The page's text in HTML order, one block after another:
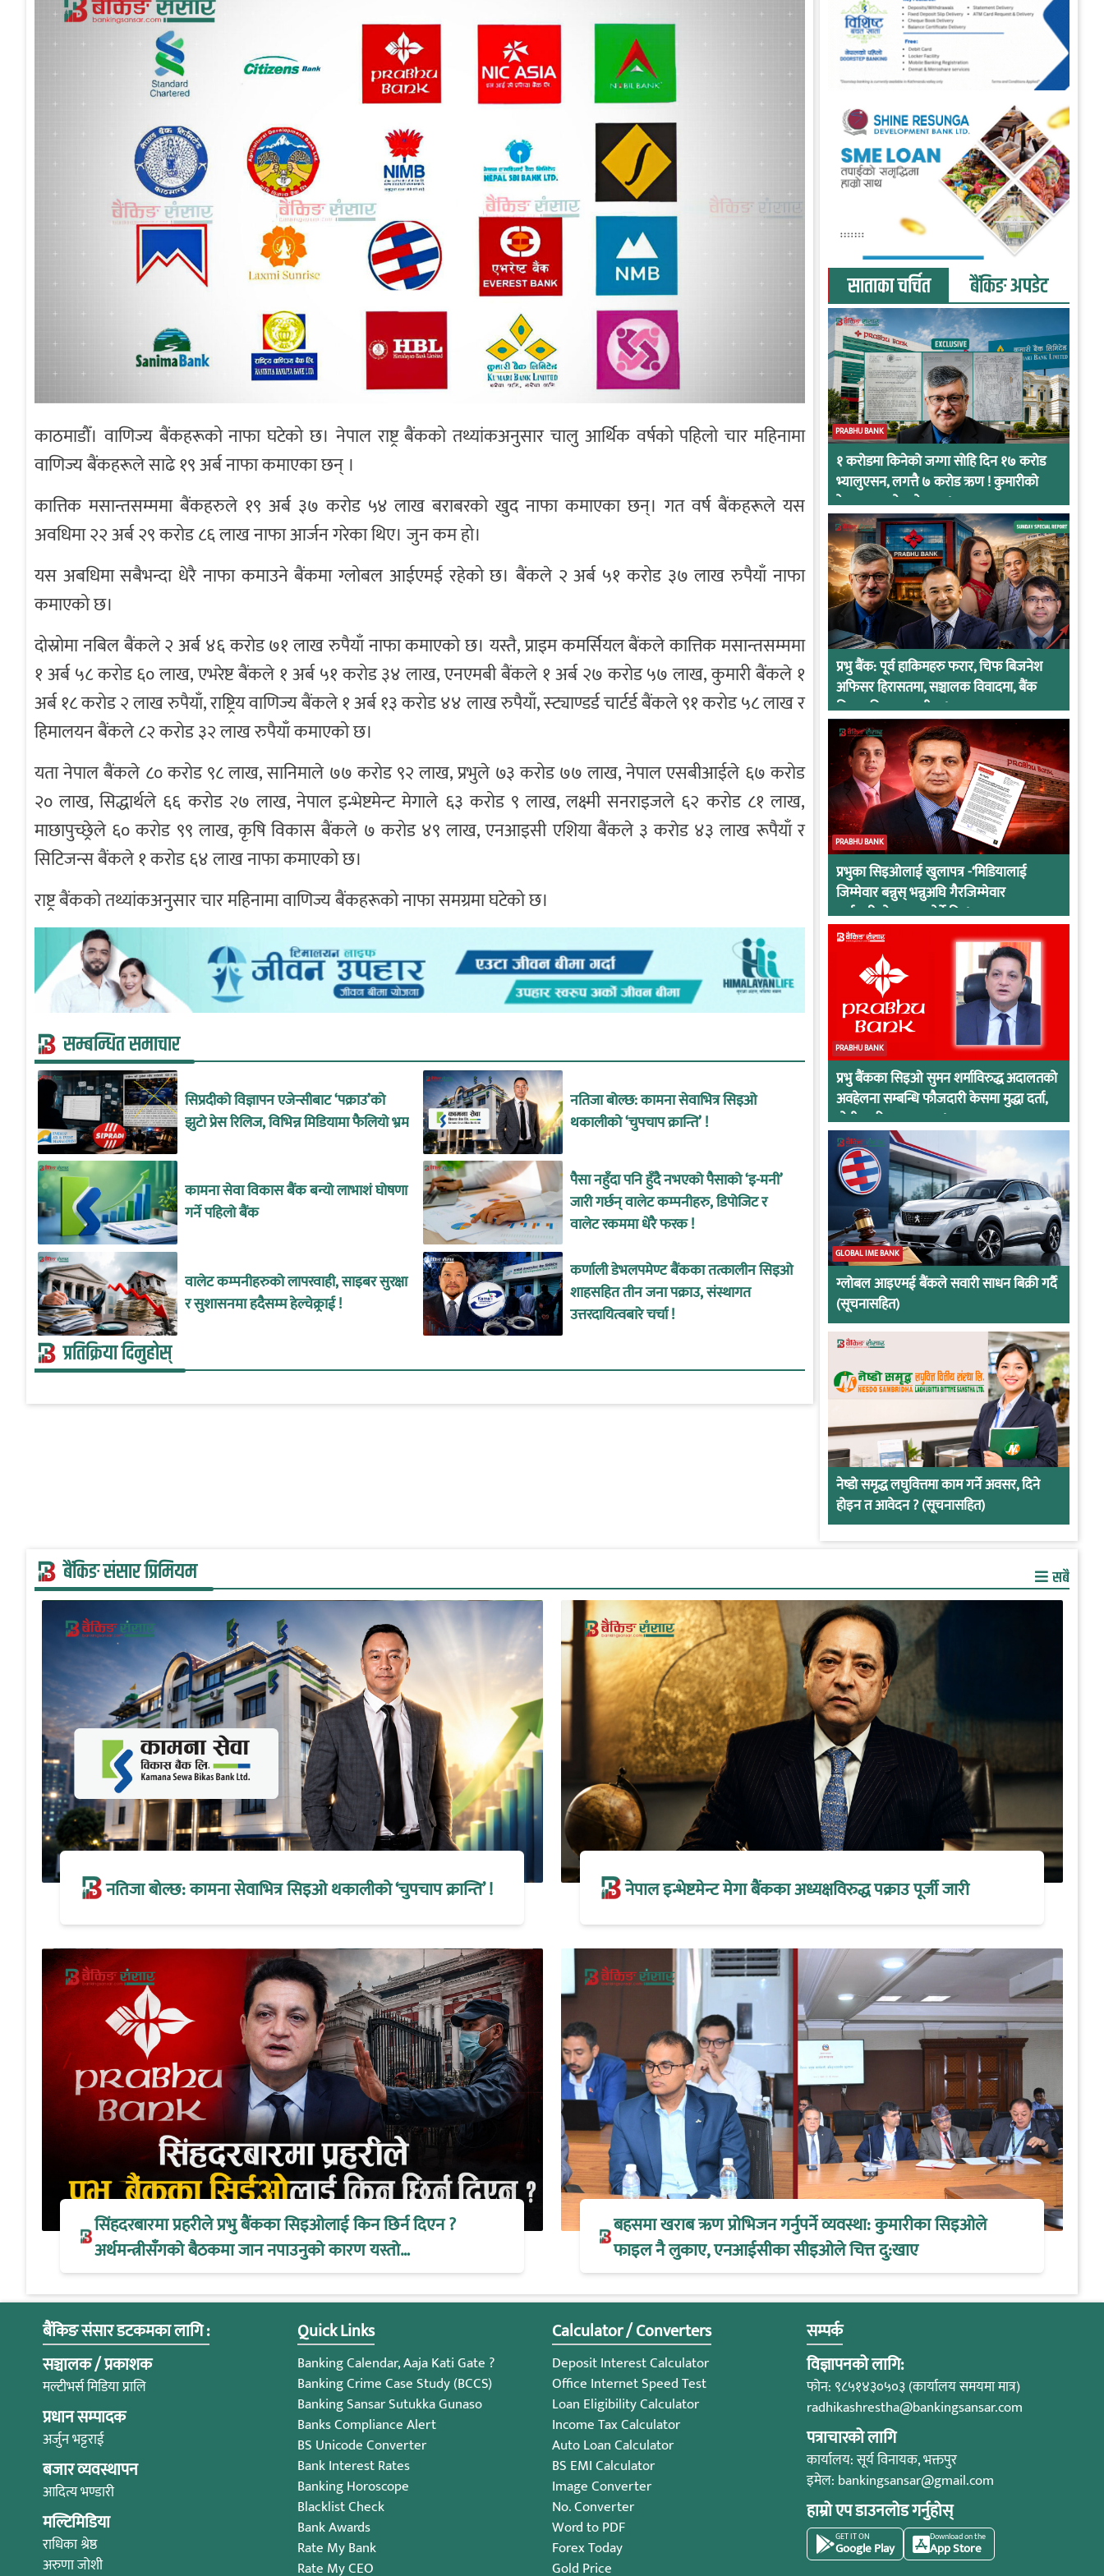
काठमाडौँ। वाणिज्य बैंकहरूको नाफा घटेको छ। नेपाल राष्ट्र बैंकको तथ्यांकअनुसार चालु आर्थिक वर्षको पहिलो चार महिनामा
वाणिज्य बैंकहरूले साढे १९ अर्ब नाफा कमाएका छन् ।
कात्तिक मसान्तसम्ममा बैंकहरुले १९ अर्ब ३७ करोड ५४ लाख बराबरको खुद नाफा कमाएका छन्। गत वर्ष बैंकहरूले यस
अवधिमा २२ अर्ब २९ करोड ८६ लाख नाफा आर्जन गरेका थिए। जुन कम हो।
यस अबधिमा सबैभन्दा धेरै नाफा कमाउने बैंकमा ग्लोबल आईएमई रहेको छ। बैंकले २ अर्ब ५१ करोड ३७ लाख रुपैयाँ नाफा
कमाएको छ।
दोस्रोमा नबिल बैंकले २ अर्ब ४६ करोड ७१ लाख रुपैयाँ नाफा कमाएको छ। यस्तै, प्राइम कमर्सियल बैंकले कात्तिक मसान्तसम्ममा
१ अर्ब ५८ करोड ६० लाख, एभरेष्ट बैंकले १ अर्ब ५१ करोड ३४ लाख, एनएमबी बैंकले १ अर्ब २७ करोड ५७ लाख, कुमारी बैंकले १
अर्ब १८ करोड २ लाख रुपैयाँ, राष्ट्रिय वाणिज्य बैंकले १ अर्ब १३ करोड ४४ लाख रुपैयाँ, स्ट्याण्डर्ड चार्टर्ड बैंकले ९१ करोड ५८ लाख र
हिमालयन बैंकले ८२ करोड ३२ लाख रुपैयाँ कमाएको छ।
यता नेपाल बैंकले ८० करोड ९८ लाख, सानिमाले ७७ करोड ९२ लाख, प्रभुले ७३ करोड ७७ लाख, नेपाल एसबीआईले ६७ करोड
२० लाख, सिद्धार्थले ६६ करोड २७ लाख, नेपाल इन्भेष्टमेन्ट मेगाले ६३ करोड ९ लाख, लक्ष्मी सनराइजले ६२ करोड ८१ लाख,
माछापुच्छ्रेले ६० करोड ९९ लाख, कृषि विकास बैंकले ७ करोड ४९ लाख, एनआइसी एशिया बैंकले ३ कराेड ४३ लाख रूपैयाँ र
सिटिजन्स बैंकले १ करोड ६४ लाख नाफा कमाएको छ।
राष्ट्र बैंकको तथ्यांकअनुसार चार महिनामा वाणिज्य बैंकहरूको नाफा समग्रमा घटेको छ।
सम्बन्धित समाचार
सिप्रदीको विज्ञापन एजेन्सीबाट ‘पक्राउ’को
झुटो प्रेस रिलिज, विभिन्न मिडियामा फैलियो भ्रम
नतिजा बोल्छ: कामना सेवाभित्र सिइओ
थकालीको ‘चुपचाप क्रान्ति’ !
कामना सेवा विकास बैंक बन्यो लाभाशं घोषणा
गर्ने पहिलो बैंक
पैसा नहुँदा पनि हुँदै नभएको पैसाको ‘इ-मनी’
जारी गर्छन् वालेट कम्पनीहरु, डिपोजिट र
वालेट रकममा धेरै फरक !
वालेट कम्पनीहरुको लापरवाही, साइबर सुरक्षा
र सुशासनमा हदैसम्म हेल्चेक्र्राई !
कर्णाली डेभलपमेण्ट बैंकका तत्कालीन सिइओ
शाहसहित तीन जना पक्राउ, संस्थागत
उत्तरदायित्वबारे चर्चा !
प्रतिक्रिया दिनुहोस्
साताका चर्चित बैंकिङ अपडेट
PRABHU BANK
१ करोडमा किनेको जग्गा सोहि दिन १७ करोड
भ्यालुएसन, लगत्तै ७ करोड ऋण ! कुमारीको
केसमा प्रभुको कनेक्सन !
प्रभु बैंक: पूर्व हाकिमहरु फरार, चिफ बिजनेश
अफिसर हिरासतमा, सञ्चालक विवादमा, बैंक
नियामकीय कारवाहीमा !
PRABHU BANK
प्रभुका सिइओलाई खुलापत्र -‘मिडियालाई
जिम्मेवार बन्नुस् भन्नुअघि गैरजिम्मेवार
कर्मचारीको व्यवहार हेर्ने कि !
PRABHU BANK
प्रभु बैंकका सिइओ सुमन शर्माविरुद्ध अदालतको
अवहेलना सम्बन्धि फौजदारी केसमा मुद्धा दर्ता,
दोषी ठहरिए जान्छ पद !
GLOBAL IME BANK
ग्लोबल आइएमई बैंकले सवारी साधन बिक्री गर्दै
(सूचनासहित)
नेष्डो समृद्ध लघुवित्तमा काम गर्ने अवसर, दिने
होइन त आवेदन ? (सूचनासहित)
बैंकिङ संसार प्रिमियम सबै
नतिजा बोल्छ: कामना सेवाभित्र सिइओ थकालीको ‘चुपचाप क्रान्ति’ ! नेपाल इन्भेष्टमेन्ट मेगा बैंकका अध्यक्षविरुद्ध पक्राउ पूर्जी जारी
सिंहदरबारमा प्रहरीले प्रभु बैंकका सिइओलाई किन छिर्न दिएन ?
अर्थमन्त्रीसँगको बैठकमा जान नपाउनुको कारण यस्तो…
बहसमा खराब ऋण प्रोभिजन गर्नुपर्ने व्यवस्था: कुमारीका सिइओले
फाइल नै लुकाए, एनआईसीका सीइओले चित्त दु:खाए
बैंकिङ संसार डटकमका लागि :
सञ्चालक / प्रकाशक
मल्टीभर्स मिडिया प्रालि
प्रधान सम्पादक
अर्जुन भट्टराई
बजार व्यवस्थापन
आदित्य भण्डारी
मल्टिमिडिया
राधिका श्रेष्ठ
अरुणा जोशी
Quick Links
Banking Calendar, Aaja Kati Gate ?
Banking Crime Case Study (BCCS)
Banking Sansar Sutukka Gunaso
Banks Compliance Alert
BS Unicode Converter
Bank Interest Rates
Banking Horoscope
Blacklist Check
Bank Awards
Rate My Bank
Rate My CEO
Calculator / Converters
Deposit Interest Calculator
Office Internet Speed Test
Loan Eligibility Calculator
Income Tax Calculator
Auto Loan Calculator
BS EMI Calculator
Image Converter
No. Converter
Word to PDF
Forex Today
Gold Price
सम्पर्क
विज्ञापनको लागि:
फोन: ९८५१४३०५०३ (कार्यालय समयमा मात्र)
radhikashrestha@bankingsansar.com
पत्राचारको लागि
कार्यालय: सूर्य विनायक, भक्तपुर
इमेल: bankingsansar@gmail.com
हाम्रो एप डाउनलोड गर्नुहोस्
GET IT ON
Google Play
Download on the
App Store